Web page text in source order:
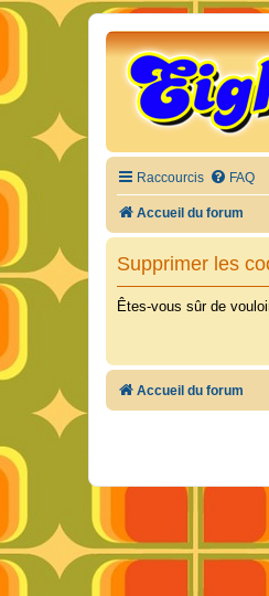
Raccourcis FAQ
Accueil du forum
Supprimer les
Êtes-vous sûr de
Accueil du forum